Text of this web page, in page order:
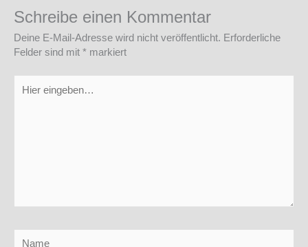
Schreibe einen Kommentar
Deine E-Mail-Adresse wird nicht veröffentlicht. Erforderliche
Felder sind mit * markiert
eingeben…